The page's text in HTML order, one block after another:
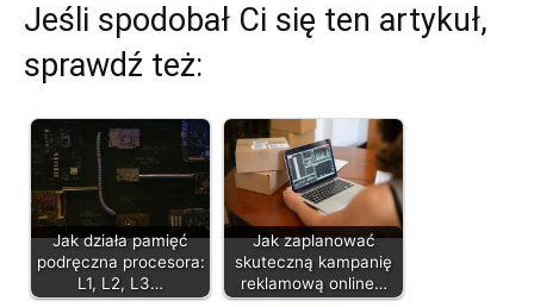
Jeśli spodobał Ci się ten artykuł,
sprawdź też:
Jak działa pamięć
podręczna procesora:
L1, L2, L3…
Jak zaplanować
skuteczną kampanię
reklamową online…